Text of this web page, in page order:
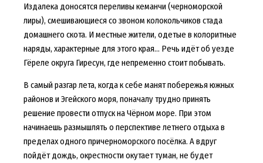
Издалека доносятся переливы кеманчи (черноморской
лиры), смешивающиеся со звоном колокольчиков стада
домашнего скота. И местные жители, одетые в колоритные
наряды, характерные для этого края… Речь идёт об уезде
Гёреле округа Гиресун, где непременно стоит побывать.
В самый разгар лета, когда к себе манят побережья южных
районов и Эгейского моря, поначалу трудно принять
решение провести отпуск на Чёрном море. При этом
начинаешь размышлять о перспективе летнего отдыха в
пределах одного причерноморского посёлка. А вдруг
пойдёт дождь, окрестности окутает туман, не будет